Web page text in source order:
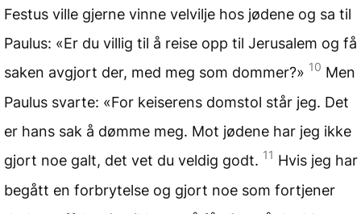
Festus ville gjerne vinne velvilje hos jødene og sa til
Paulus: «Er du villig til å reise opp til Jerusalem og få
saken avgjort der, med meg som dommer?» 10 Men
Paulus svarte: «For keiserens domstol står jeg. Det
er hans sak å dømme meg. Mot jødene har jeg ikke
gjort noe galt, det vet du veldig godt. 11 Hvis jeg har
begått en forbrytelse og gjort noe som fortjener